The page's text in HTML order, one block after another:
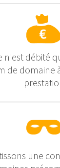
n'est débité
de domaine
une